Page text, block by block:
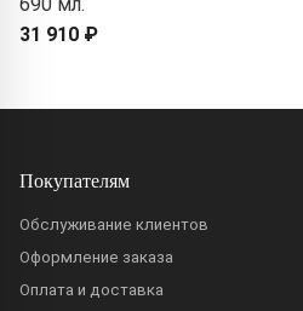
31 910 ₽
Покупателям
Обслуживание клиентов
Оформление заказа
Оплата и доставка